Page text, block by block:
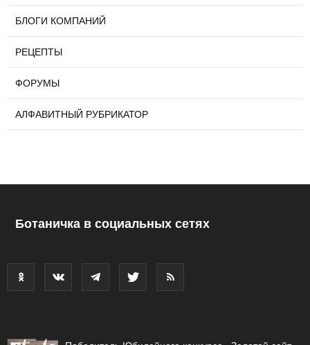
БЛОГИ КОМПАНИЙ
РЕЦЕПТЫ
ФОРУМЫ
АЛФАВИТНЫЙ РУБРИКАТОР
Ботаничка в социальных сетях